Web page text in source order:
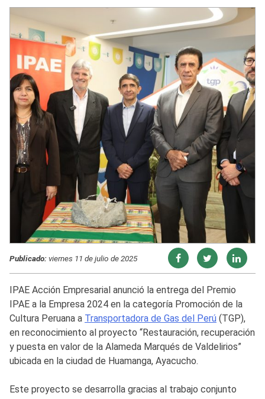
Publicado:viernes 11 de julio de 2025
IPAE Acción Empresarial anunció la entrega del Premio
IPAE a la Empresa 2024 en la categoría Promoción de la
Cultura Peruana a Transportadora de Gas del Perú (TGP),
en reconocimiento al proyecto “Restauración, recuperación
y puesta en valor de la Alameda Marqués de Valdelirios”
ubicada en la ciudad de Huamanga, Ayacucho.
Este proyecto se desarrolla gracias al trabajo conjunto